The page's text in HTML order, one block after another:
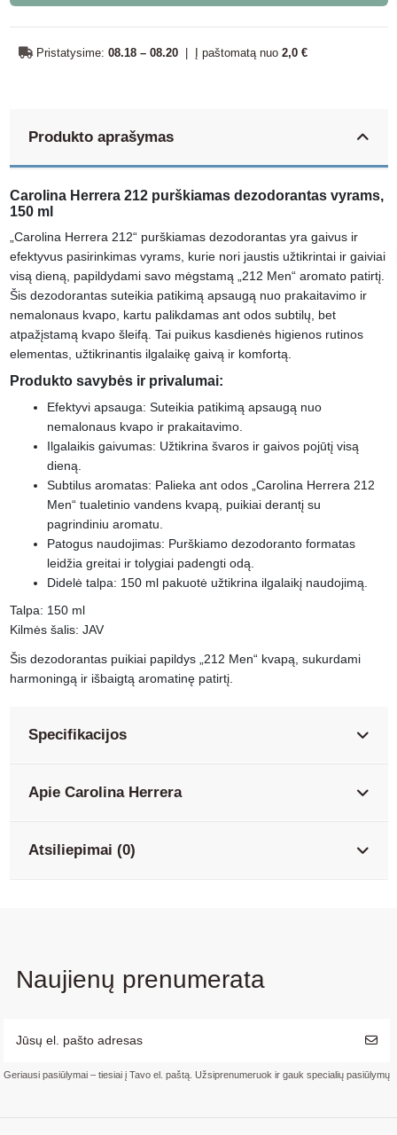
Pristatysime: 08.18 – 08.20 | Į paštomatą nuo 2,0 €
Produkto aprašymas
Carolina Herrera 212 purškiamas dezodorantas vyrams,
150 ml
„Carolina Herrera 212“ purškiamas dezodorantas yra gaivus ir
efektyvus pasirinkimas vyrams, kurie nori jaustis užtikrintai ir gaiviai
visą dieną, papildydami savo mėgstamą „212 Men“ aromato patirtį.
Šis dezodorantas suteikia patikimą apsaugą nuo prakaitavimo ir
nemalonaus kvapo, kartu palikdamas ant odos subtilų, bet
atpažįstamą kvapo šleifą. Tai puikus kasdienės higienos rutinos
elementas, užtikrinantis ilgalaikę gaivą ir komfortą.
Produkto savybės ir privalumai:
Efektyvi apsauga: Suteikia patikimą apsaugą nuo
nemalonaus kvapo ir prakaitavimo.
Ilgalaikis gaivumas: Užtikrina švaros ir gaivos pojūtį visą
dieną.
Subtilus aromatas: Palieka ant odos „Carolina Herrera 212
Men“ tualetinio vandens kvapą, puikiai derantį su
pagrindiniu aromatu.
Patogus naudojimas: Purškiamo dezodoranto formatas
leidžia greitai ir tolygiai padengti odą.
Didelė talpa: 150 ml pakuotė užtikrina ilgalaikį naudojimą.
Talpa: 150 ml
Kilmės šalis: JAV
Šis dezodorantas puikiai papildys „212 Men“ kvapą, sukurdami
harmoningą ir išbaigtą aromatinę patirtį.
Specifikacijos
Apie Carolina Herrera
Atsiliepimai (0)
Naujienų prenumerata
Geriausi pasiūlymai – tiesiai į Tavo el. paštą. Užsiprenumeruok ir gauk specialių pasiūlymų